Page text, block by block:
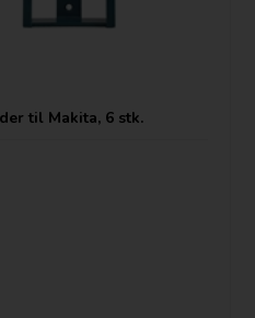
til Makita, 6 stk.